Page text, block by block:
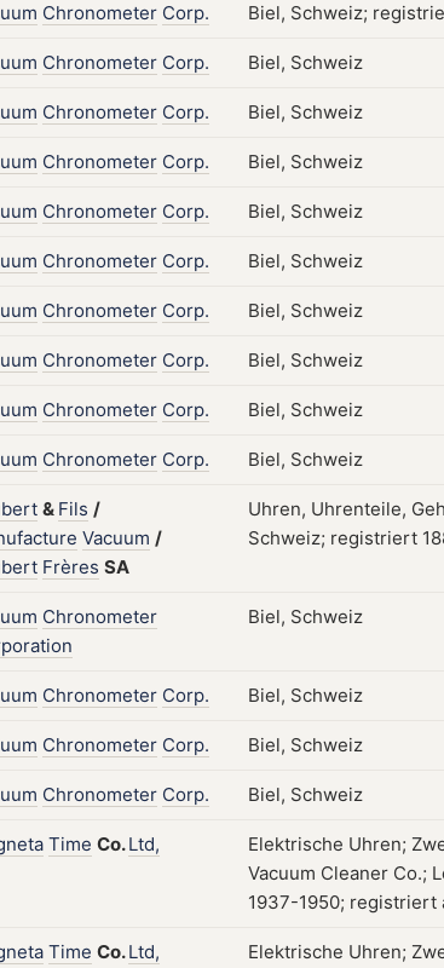
Chronometer Corp. Biel, Schweiz;
Chronometer Corp. Biel, Schweiz
Chronometer Corp. Biel, Schweiz
Chronometer Corp. Biel, Schweiz
Chronometer Corp. Biel, Schweiz
Chronometer Corp. Biel, Schweiz
Chronometer Corp. Biel, Schweiz
Chronometer Corp. Biel, Schweiz
Chronometer Corp. Biel, Schweiz
Chronometer Corp. Biel, Schweiz
& Fils /
Vacuum /
Frères SA
Uhren, Uhrenteile,
Schweiz; registriert
Chronometer
Biel, Schweiz
Chronometer Corp. Biel, Schweiz
Chronometer Corp. Biel, Schweiz
Chronometer Corp. Biel, Schweiz
Time Co.Ltd,
Elektrische Uhren;
Vacuum Cleaner Co.;
1937-1950; registriert
Time Co.Ltd,
Elektrische Uhren;